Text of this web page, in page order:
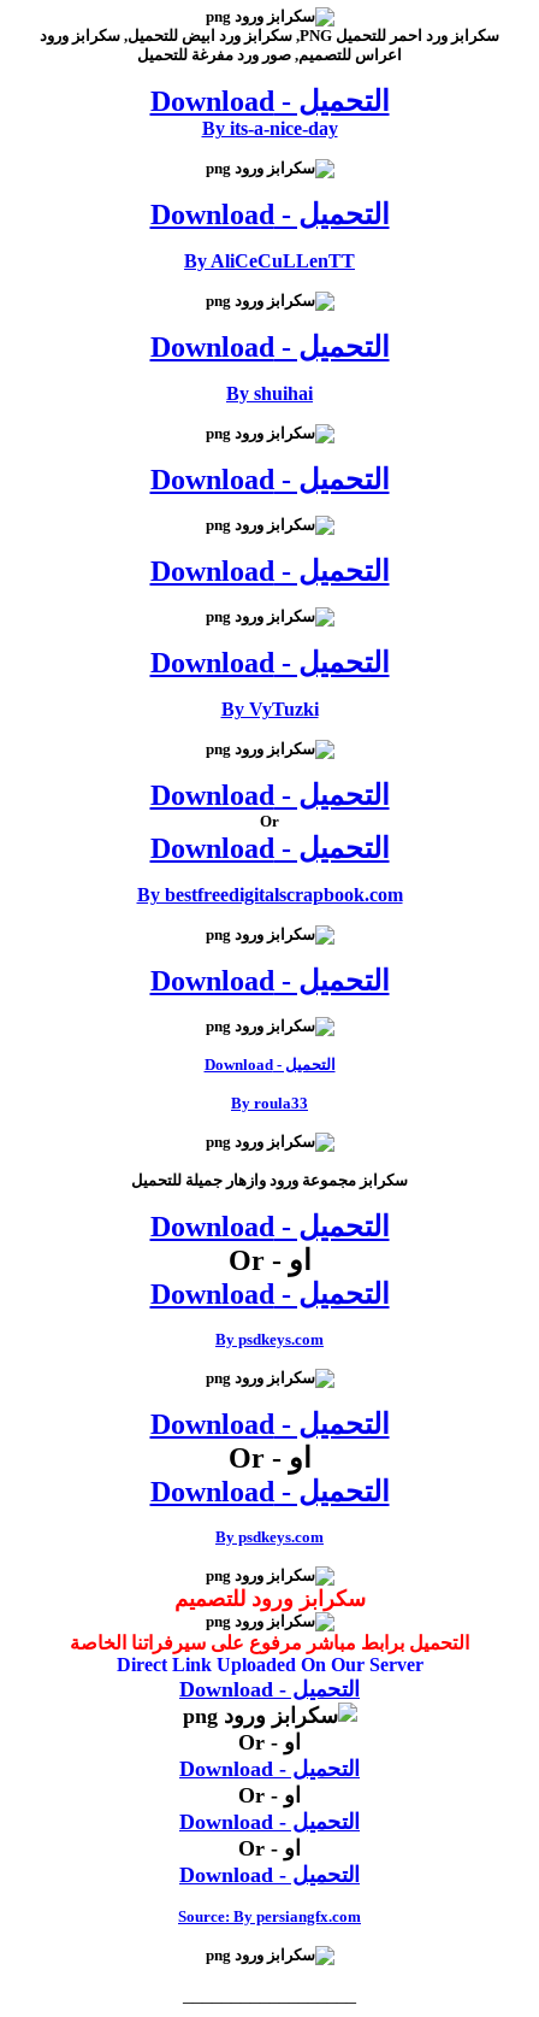
سكرابز ورد احمر للتحميل PNG, سكرابز ورد ابيض للتحميل, سكرابز ورود
اعراس للتصميم, صور ورد مفرغة للتحميل
التحميل - Download
By its-a-nice-day
التحميل - Download
By AliCeCuLLenTT
التحميل - Download
By shuihai
التحميل - Download
التحميل - Download
التحميل - Download
By VyTuzki
التحميل - Download
Or
التحميل - Download
By bestfreedigitalscrapbook.com
التحميل - Download
التحميل - Download
By roula33
سكرابز مجموعة ورود وازهار جميلة للتحميل
التحميل - Download
او - Or
التحميل - Download
By psdkeys.com
التحميل - Download
او - Or
التحميل - Download
By psdkeys.com
سكرابز ورود للتصميم
التحميل برابط مباشر مرفوع على سيرفراتنا الخاصة
Direct Link Uploaded On Our Server
التحميل - Download
او - Or
التحميل - Download
او - Or
التحميل - Download
او - Or
التحميل - Download
Source: By persiangfx.com